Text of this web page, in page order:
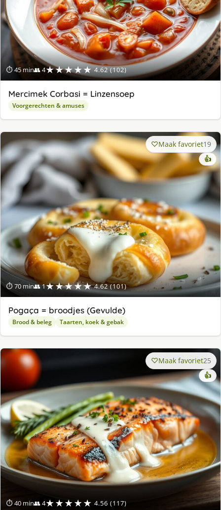
⏱ 45 min👥 4★★★★★ 4.62 (102)
Mercimek Corbasi = Linzensoep
Voorgerechten & amuses
⏱ 70 min👥 1★★★★★ 4.62 (101)
Maak favoriet19
👍
Pogaça = broodjes (Gevulde)
Brood & beleg Taarten, koek & gebak
⏱ 40 min👥 4★★★★★ 4.56 (117)
Maak favoriet25
👍